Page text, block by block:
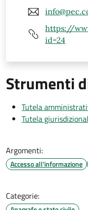
https://
id=24
Strumenti
Tutela
Tutela
Argomenti:
Accesso all'informazione
Categorie: